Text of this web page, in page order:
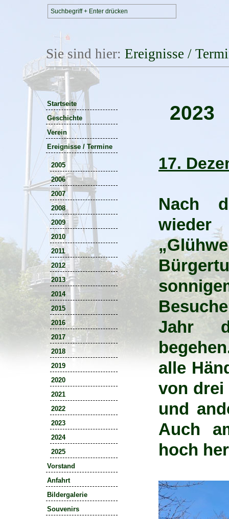
Sie sind hier: Ereignisse /
Startseite
Geschichte
Verein
Ereignisse / Termine
2005
2006
2007
2008
2009
2010
2011
2012
2013
2014
2015
2016
2017
2018
2019
2020
2021
2022
2023
2024
2025
Vorstand
Anfahrt
Bildergalerie
Souvenirs
2023
17.
Nach
Jahr
alle
von drei
und
Auch
hoch